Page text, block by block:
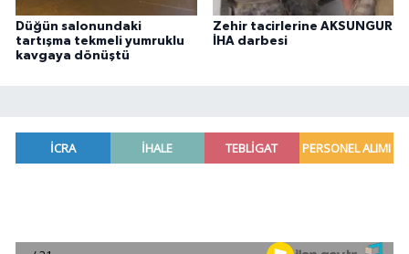
Düğün salonundaki
tartışma tekmeli yumruklu
kavgaya dönüştü
Zehir tacirlerine AKSUNGUR
İHA darbesi